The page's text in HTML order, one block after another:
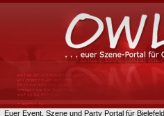
Euer Event, Szene und Party Portal für